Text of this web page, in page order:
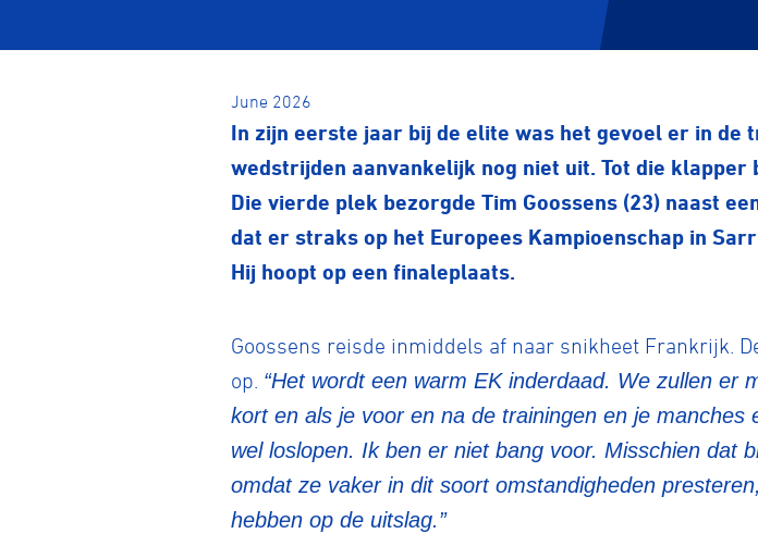
June 2026
In zijn eerste jaar bij de elite was het gevoel er in de
wedstrijden aanvankelijk nog niet uit. Tot die
Die vierde plek bezorgde Tim Goossens (23) naast
dat er straks op het Europees Kampioenschap in
Hij hoopt op een finaleplaats.
Goossens reisde inmiddels af naar snikheet Frankrijk.
op. “Het wordt een warm EK inderdaad. We zullen er
kort en als je voor en na de trainingen en je
wel loslopen. Ik ben er niet bang voor. Misschien dat
omdat ze vaker in dit soort omstandigheden
hebben op de uitslag.”